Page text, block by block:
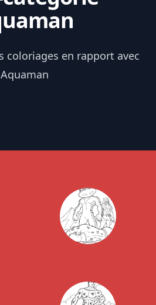
coloriages en rapport avec
Aquaman